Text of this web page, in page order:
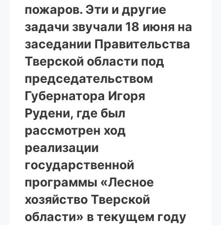
пожаров. Эти и другие
задачи звучали 18 июня на
заседании Правительства
Тверской области под
председательством
Губернатора Игоря
Рудени, где был
рассмотрен ход
реализации
государственной
программы «Лесное
хозяйство Тверской
области» в текущем году